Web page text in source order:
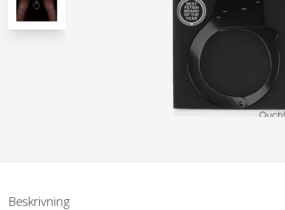
Beskrivning